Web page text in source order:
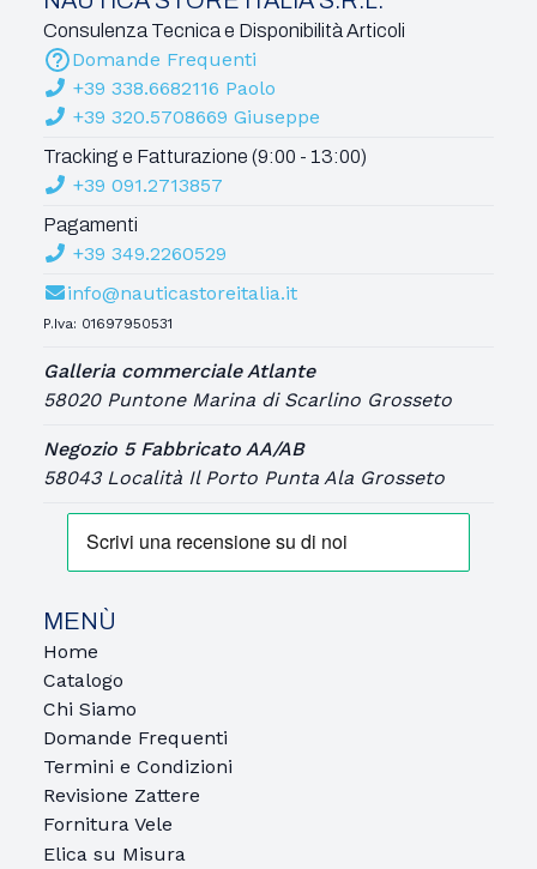
Consulenza Tecnica e Disponibilità Articoli
Domande Frequenti
+39 338.6682116 Paolo
+39 320.5708669 Giuseppe
Tracking e Fatturazione (9:00 - 13:00)
+39 091.2713857
Pagamenti
+39 349.2260529
info@nauticastoreitalia.it
P.Iva: 01697950531
Galleria commerciale Atlante
58020 Puntone Marina di Scarlino Grosseto
Negozio 5 Fabbricato AA/AB
58043 Località Il Porto Punta Ala Grosseto
MENÙ
Home
Catalogo
Chi Siamo
Domande Frequenti
Termini e Condizioni
Revisione Zattere
Fornitura Vele
Elica su Misura